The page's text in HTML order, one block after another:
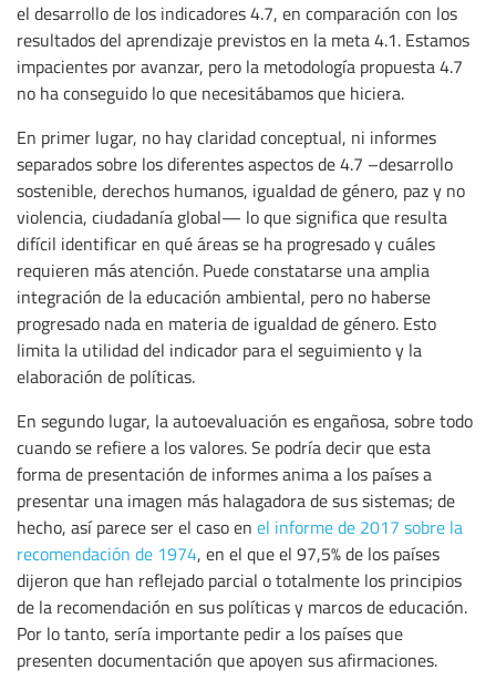
el desarrollo de los indicadores 4.7, en comparación con los
resultados del aprendizaje previstos en la meta 4.1. Estamos
impacientes por avanzar, pero la metodología propuesta 4.7
no ha conseguido lo que necesitábamos que hiciera.
En primer lugar, no hay claridad conceptual, ni informes
separados sobre los diferentes aspectos de 4.7 –desarrollo
sostenible, derechos humanos, igualdad de género, paz y no
violencia, ciudadanía global— lo que significa que resulta
difícil identificar en qué áreas se ha progresado y cuáles
requieren más atención. Puede constatarse una amplia
integración de la educación ambiental, pero no haberse
progresado nada en materia de igualdad de género. Esto
limita la utilidad del indicador para el seguimiento y la
elaboración de políticas.
En segundo lugar, la autoevaluación es engañosa, sobre todo
cuando se refiere a los valores. Se podría decir que esta
forma de presentación de informes anima a los países a
presentar una imagen más halagadora de sus sistemas; de
hecho, así parece ser el caso en el informe de 2017 sobre la
recomendación de 1974, en el que el 97,5% de los países
dijeron que han reflejado parcial o totalmente los principios
de la recomendación en sus políticas y marcos de educación.
Por lo tanto, sería importante pedir a los países que
presenten documentación que apoyen sus afirmaciones.